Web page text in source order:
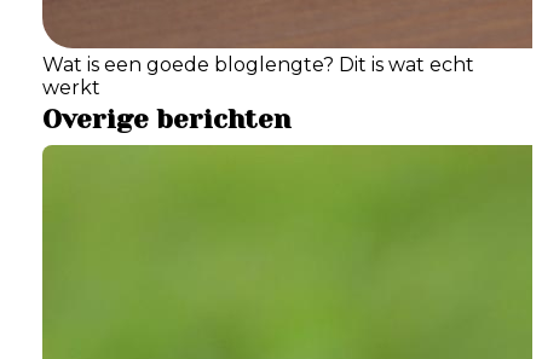
Wat is een goede bloglengte? Dit is wat echt
werkt
Overige berichten